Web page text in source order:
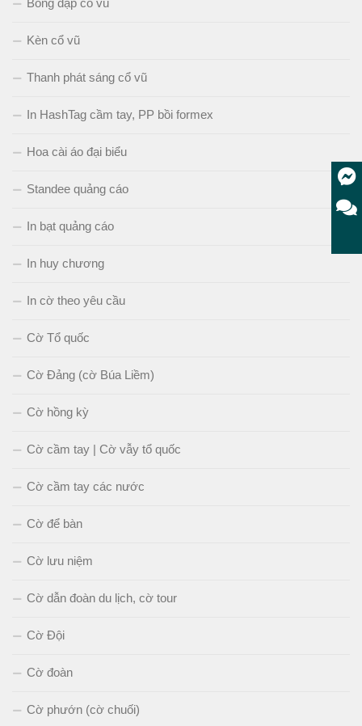
Kèn cổ vũ
Thanh phát sáng cổ vũ
In HashTag cầm tay, PP bồi formex
Hoa cài áo đại biểu
Standee quảng cáo
In bạt quảng cáo
In huy chương
In cờ theo yêu cầu
Cờ Tổ quốc
Cờ Đảng (cờ Búa Liềm)
Cờ hồng kỳ
Cờ cầm tay | Cờ vẫy tổ quốc
Cờ cầm tay các nước
Cờ để bàn
Cờ lưu niệm
Cờ dẫn đoàn du lịch, cờ tour
Cờ Đội
Cờ đoàn
Cờ phướn (cờ chuối)